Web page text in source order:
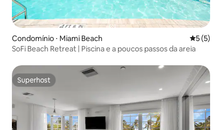
Condomínio ⋅ Miami Beach 5 de
5 (5)
SoFi Beach Retreat | Piscina e a poucos passos da areia
Superhost
Superhost